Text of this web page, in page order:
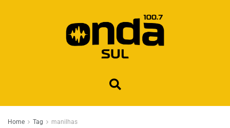
Home Tag manilhas